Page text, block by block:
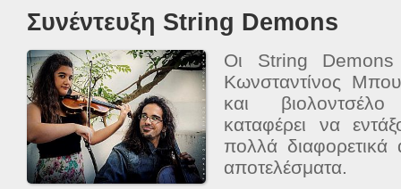
Συνέντευξη String Demons
Οι String
Κωνσταντίνος
και βιολοντσέλο
καταφέρει να
πολλά
αποτελέσματα.